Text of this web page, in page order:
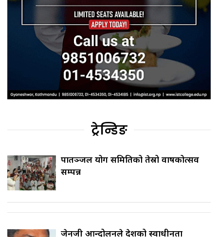
ट्रेन्डिङ
पातञ्जल योग समितिको तेस्रो वार्षिकोत्सव
सम्पन्न
जेनजी आन्दोलनले देशको स्वाधीनता